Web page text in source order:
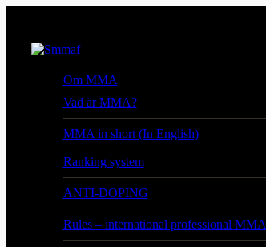
Om MMA
Vad är MMA?
MMA in short (In English)
Ranking system
ANTI-DOPING
Rules – international professional MMA